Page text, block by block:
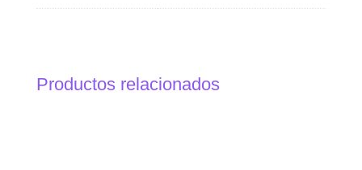
Productos relacionados